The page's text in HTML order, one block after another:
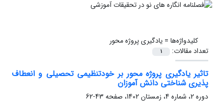
کلیدواژه‌ها =یادگیری پروژه محور
تعداد مقالات:
1
تاثیر یادگیری پروژه محور بر خودتنظیمی تحصیلی و انعطاف
پذیری شناختی دانش آموزان
دوره 2، شماره 4، زمستان 1402، صفحه
43-62